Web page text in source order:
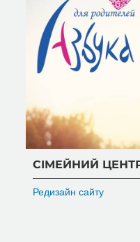
СІМЕЙНИЙ
Редизайн сайту